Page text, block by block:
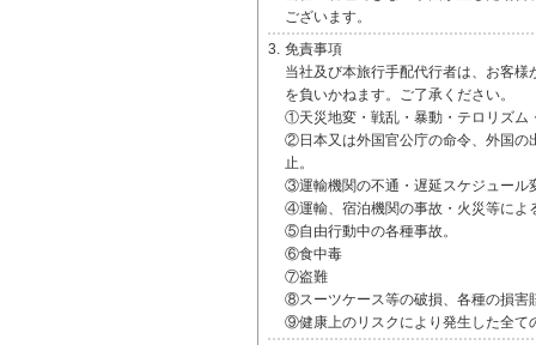
ございます。
3. 免責事項
当社及び本旅行手配代行者は、お客
を負いかねます。ご了承ください。
①天災地変・戦乱・暴動・テロリズム
②日本又は外国官公庁の命令、外国の
止。
③運輸機関の不通・遅延スケジュール
④運輸、宿泊機関の事故・火災等によ
⑤自由行動中の各種事故。
⑥食中毒
⑦盗難
⑧スーツケース等の破損、各種の損害
⑨健康上のリスクにより発生した全て